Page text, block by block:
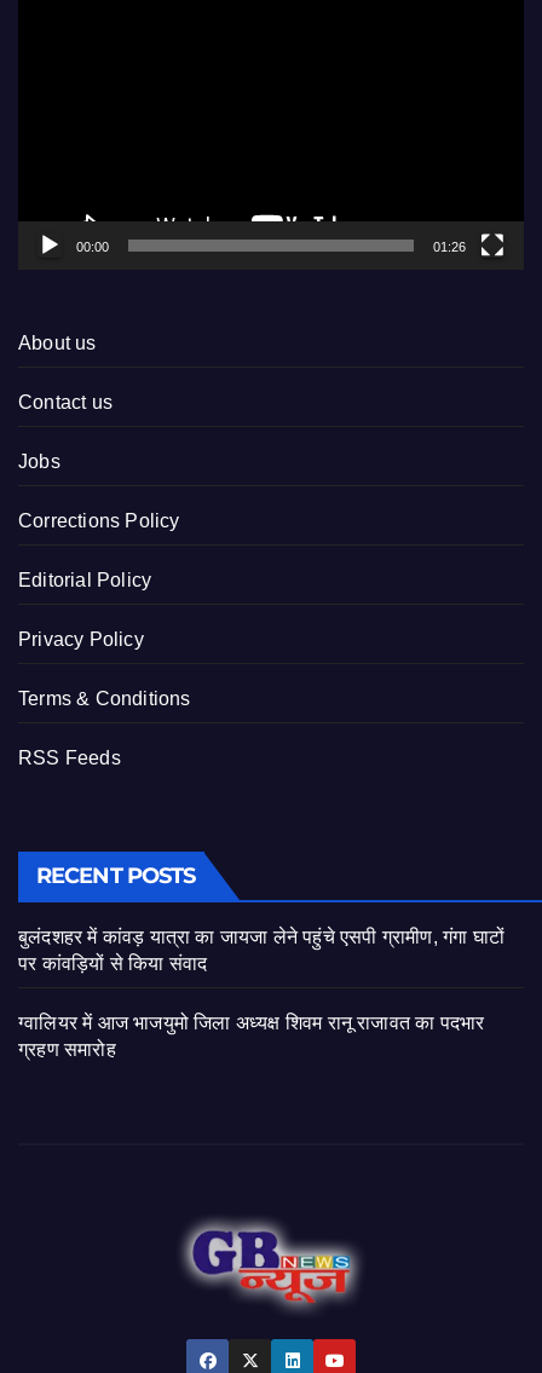
00:00 01:26
About us
Contact us
Jobs
Corrections Policy
Editorial Policy
Privacy Policy
Terms & Conditions
RSS Feeds
RECENT POSTS
बुलंदशहर में कांवड़ यात्रा का जायजा लेने पहुंचे एसपी ग्रामीण, गंगा घाटों
पर कांवड़ियों से किया संवाद
ग्वालियर में आज भाजयुमो जिला अध्यक्ष शिवम रानू राजावत का पदभार
ग्रहण समारोह